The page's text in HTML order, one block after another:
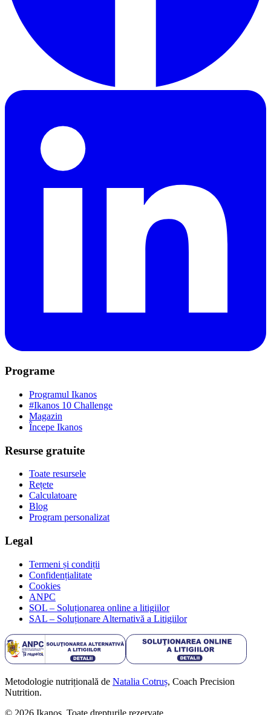
Programe
Programul Ikanos
#Ikanos 10 Challenge
Magazin
Începe Ikanos
Resurse gratuite
Toate resursele
Rețete
Calculatoare
Blog
Program personalizat
Legal
Termeni și condiții
Confidențialitate
Cookies
ANPC
SOL – Soluționarea online a litigiilor
SAL – Soluționare Alternativă a Litigiilor
Metodologie nutrițională de Natalia Cotruș, Coach Precision
Nutrition.
© 2026 Ikanos. Toate drepturile rezervate.